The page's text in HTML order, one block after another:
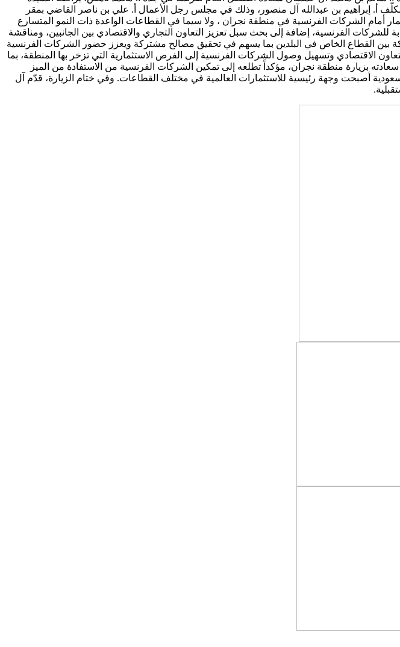
أ. إبراهيم بن عبدالله آل منصور، وذلك في مجلس رجل الأعمال أ. علي بن ناصر القاضي بمقر
أمام الشركات الفرنسية في منطقة نجران ، ولا سيما في القطاعات الواعدة ذات النمو المتسارع
للشركات الفرنسية، إضافة إلى بحث سبل تعزيز التعاون التجاري والاقتصادي بين الجانبين، ومناقشة
بين القطاع الخاص في البلدين بما يسهم في تحقيق مصالح مشتركة ويعزز حضور الشركات الفرنسية
وتسهيل وصول الشركات الفرنسية إلى الفرص الاستثمارية التي تزخر بها المنطقة، بما
بزيارة منطقة نجران، مؤكداً تطلعه إلى تمكين الشركات الفرنسية من الاستفادة من الميز
السعودية أصبحت وجهة رئيسية للاستثمارات العالمية في مختلف القطاعات. وفي ختام الزيارة، قدّم آل